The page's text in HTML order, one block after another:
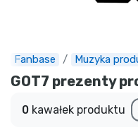
Fanbase Muzyka
GOT7 prezenty
0 kawałek produktu
Doręczenie
Przedsprzedaż
Outlet produkty